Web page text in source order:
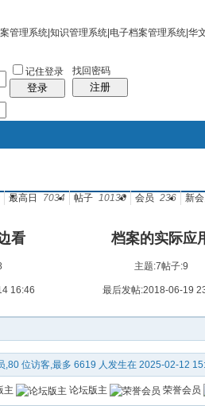
记住登录
登录
找回密码
注册
坛 档案管理系统专区 人事档案
最高日 7034 帖子 10130 会员 236 新
看
16:46
档案的实际应
主题:7帖子:9
最后发帖:2018-06-19
,80 位访客,最多 6619 人发生在 2025-02-12
主 论坛版主 荣誉会员